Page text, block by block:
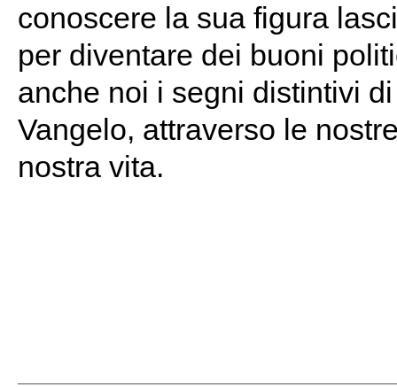
conoscere la sua figura
per diventare dei buoni
anche noi i segni distintivi
Vangelo, attraverso le
nostra vita.